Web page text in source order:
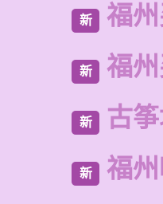
新 福
新 福
新 古
新 福